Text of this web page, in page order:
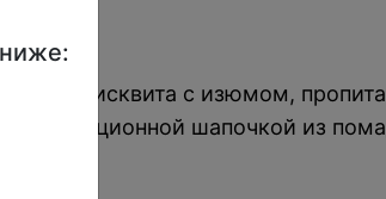
из бисквита с изюмом,
с традиционной шапочкой из